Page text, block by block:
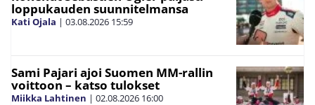
loppukauden suunnitelmansa
Kati Ojala | 03.08.2026 15:59
Sami Pajari ajoi Suomen MM-rallin
voittoon – katso tulokset
Miikka Lahtinen | 02.08.2026 16:00